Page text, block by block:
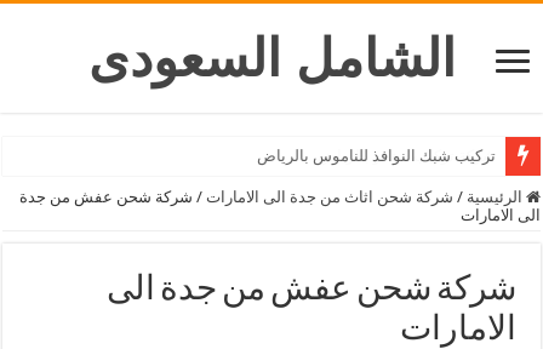
الشامل السعودى
شركة تركيب ستائر بالرياض
الرئيسية / شركة شحن اثاث من جدة الى الامارات / شركة شحن عفش من جدة
الى الامارات
شركة شحن عفش من جدة الى
الامارات